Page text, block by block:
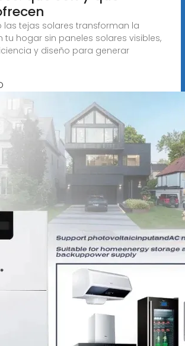
las tejas solares transforman la
tu hogar sin paneles solares visibles,
y diseño para generar